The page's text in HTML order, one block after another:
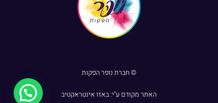
© חברת נופר הפקות
האתר מקודם ע"י:באזז אינטראקטיב